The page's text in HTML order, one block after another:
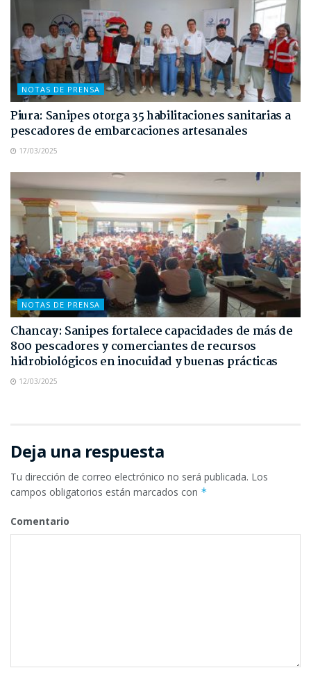
NOTAS DE PRENSA
Piura: Sanipes otorga 35 habilitaciones sanitarias a
pescadores de embarcaciones artesanales
17/03/2025
NOTAS DE PRENSA
Chancay: Sanipes fortalece capacidades de más de
800 pescadores y comerciantes de recursos
hidrobiológicos en inocuidad y buenas prácticas
12/03/2025
Deja una respuesta
Tu dirección de correo electrónico no será publicada. Los
campos obligatorios están marcados con *
Comentario